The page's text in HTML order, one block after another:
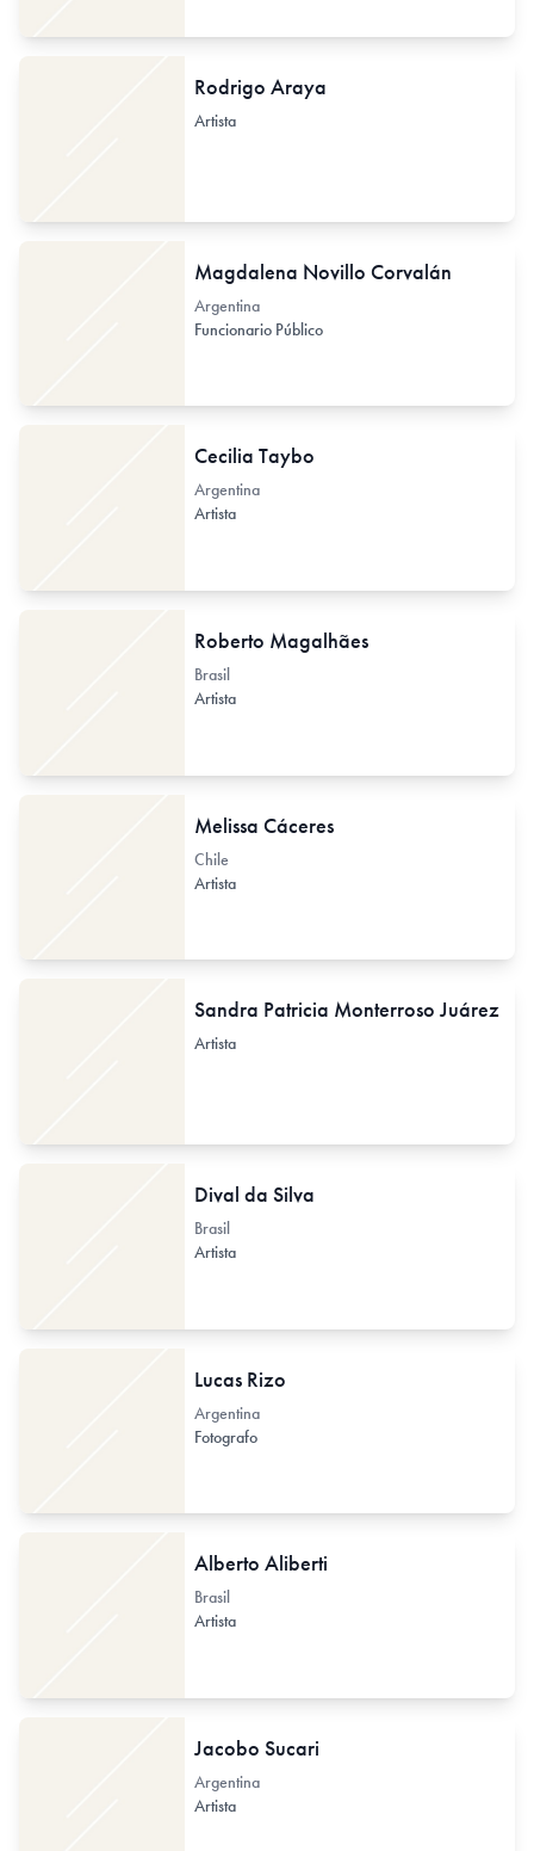
Rodrigo Araya
Artista
Magdalena Novillo Corvalán
Argentina
Funcionario Público
Cecilia Taybo
Argentina
Artista
Roberto Magalhães
Brasil
Artista
Melissa Cáceres
Chile
Artista
Sandra Patricia Monterroso Juárez
Artista
Dival da Silva
Brasil
Artista
Lucas Rizo
Argentina
Fotografo
Alberto Aliberti
Brasil
Artista
Jacobo Sucari
Argentina
Artista